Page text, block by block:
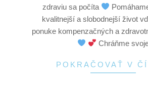
zdraviu sa počíta
kvalitnejší a slobodnejší život
ponuke kompenzačných a
Chráňme
POKRAČOVAŤ V